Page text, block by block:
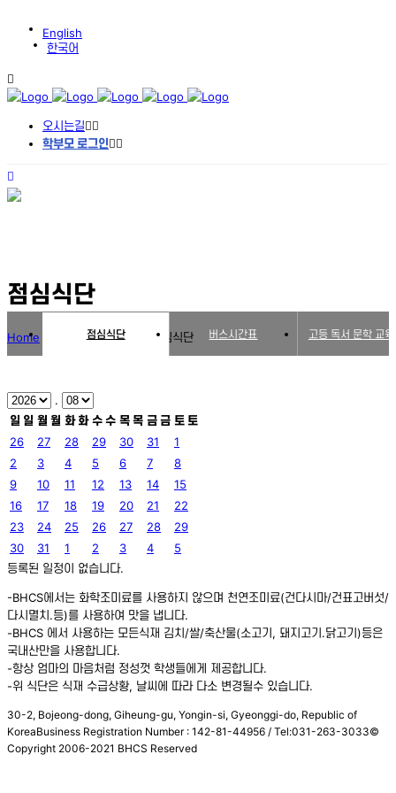
English
한국어
오시는길
학부모 로그인
점심식단
Home 비공개: 학교생활 점심식단
점심식단 버스시간표 고등 독서 문학 교
.
일 일 월 월 화 화 수수 목목 금금 토 토
26
27 28 29 30 31
1
2
3 4 5 6 7
8
9
10 11 12 13 14
15
16
17 18 19 20 21
22
23
24 25 26 27 28
29
30
31 1 2 3 4
5
등록된 일정이 없습니다.
-BHCS에서는 화학조미료를 사용하지 않으며 천연조미료(건다시마/건표고버섯/
다시멸치.등)를 사용하여 맛을 냅니다.
-BHCS 에서 사용하는 모든식재 김치/쌀/축산물(소고기, 돼지고기.닭고기)등은
국내산만을 사용합니다.
-항상 엄마의 마음처럼 정성껏 학생들에게 제공합니다.
-위 식단은 식재 수급상황, 날씨에 따라 다소 변경될수 있습니다.
30-2, Bojeong-dong, Giheung-gu, Yongin-si, Gyeonggi-do, Republic of
KoreaBusiness Registration Number : 142-81-44956 / Tel:031-263-3033©
Copyright 2006-2021 BHCS Reserved